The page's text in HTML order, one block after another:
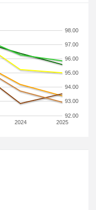
2024 2025
92.00
93.00
94.00
95.00
96.00
97.00
98.00